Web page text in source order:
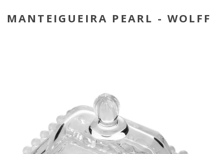
MANTEIGUEIRA PEARL - WOLFF